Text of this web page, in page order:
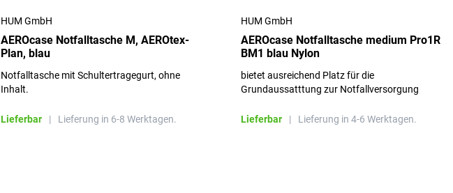
HUM GmbH
AEROcase Notfalltasche M, AEROtex-
Plan, blau
Notfalltasche mit Schultertragegurt, ohne
Inhalt.
Lieferbar | Lieferung in 6-8 Werktagen.
HUM GmbH
AEROcase Notfalltasche medium Pro1R
BM1 blau Nylon
bietet ausreichend Platz für die
Grundaussatttung zur Notfallversorgung
Lieferbar | Lieferung in 4-6 Werktagen.